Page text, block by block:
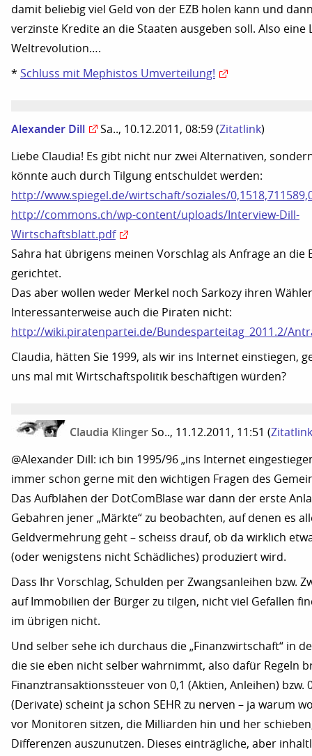
damit beliebig viel Geld von der EZB holen kann und
verzinste Kredite an die Staaten ausgeben soll. Also eine
Weltrevolution….
* Schluss mit Mephistos Umverteilung!
Alexander Dill Sa.., 10.12.2011, 08:59 (Zitatlink)
Liebe Claudia! Es gibt nicht nur zwei Alternativen,
könnte auch durch Tilgung entschuldet werden:
http://www.spiegel.de/wirtschaft/soziales/
http://commons.ch/wp-content/uploads/Interview-Dill-
Wirtschaftsblatt.pdf
Sahra hat übrigens meinen Vorschlag als Anfrage an die
gerichtet.
Das aber wollen weder Merkel noch Sarkozy ihren
Interessanterweise auch die Piraten nicht:
http://wiki.piratenpartei.de/Bundesparteitag_2011.2/
Claudia, hätten Sie 1999, als wir ins Internet einstiegen,
uns mal mit Wirtschaftspolitik beschäftigen würden?
Claudia Klinger So.., 11.12.2011, 11:51 (Zitatlink
@Alexander Dill: ich bin 1995/96 „ins Internet
immer schon gerne mit den wichtigen Fragen des
Das Aufblähen der DotComBlase war dann der erste
Gebahren jener „Märkte“ zu beobachten, auf denen es
Geldvermehrung geht – scheiss drauf, ob da wirklich
(oder wenigstens nicht Schädliches) produziert wird.
Dass Ihr Vorschlag, Schulden per Zwangsanleihen bzw.
auf Immobilien der Bürger zu tilgen, nicht viel Gefallen
im übrigen nicht.
Und selber sehe ich durchaus die „Finanzwirtschaft“ in
die sie eben nicht selber wahrnimmt, also dafür Regeln
Finanztransaktionssteuer von 0,1 (Aktien, Anleihen) bzw.
(Derivate) scheint ja schon SEHR zu nerven – ja warum
vor Monitoren sitzen, die Milliarden hin und her
Differenzen auszunutzen. Dieses einträgliche, aber